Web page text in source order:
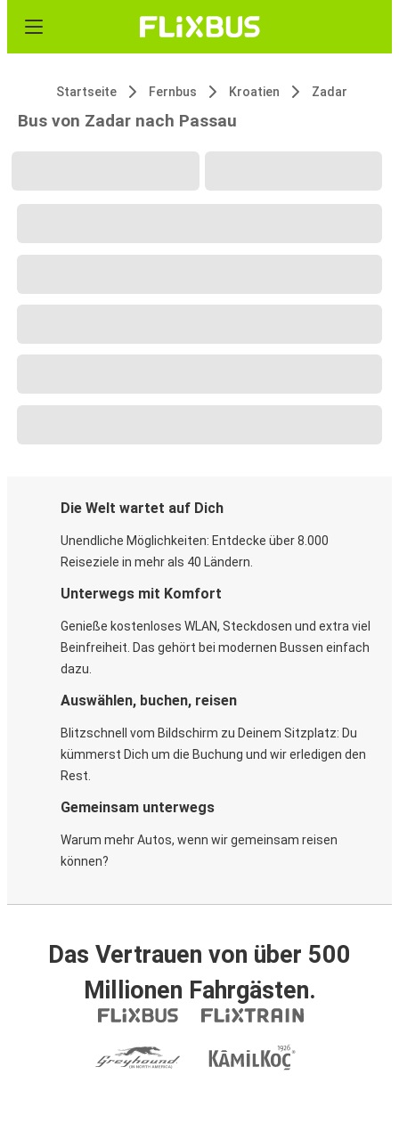
Startseite Fernbus Kroatien Zadar
Bus von Zadar nach Passau
Die Welt wartet auf Dich
Unendliche Möglichkeiten: Entdecke über 8.000
Reiseziele in mehr als 40 Ländern.
Unterwegs mit Komfort
Genieße kostenloses WLAN, Steckdosen und extra viel
Beinfreiheit. Das gehört bei modernen Bussen einfach
dazu.
Auswählen, buchen, reisen
Blitzschnell vom Bildschirm zu Deinem Sitzplatz: Du
kümmerst Dich um die Buchung und wir erledigen den
Rest.
Gemeinsam unterwegs
Warum mehr Autos, wenn wir gemeinsam reisen
können?
Das Vertrauen von über 500
Millionen Fahrgästen.